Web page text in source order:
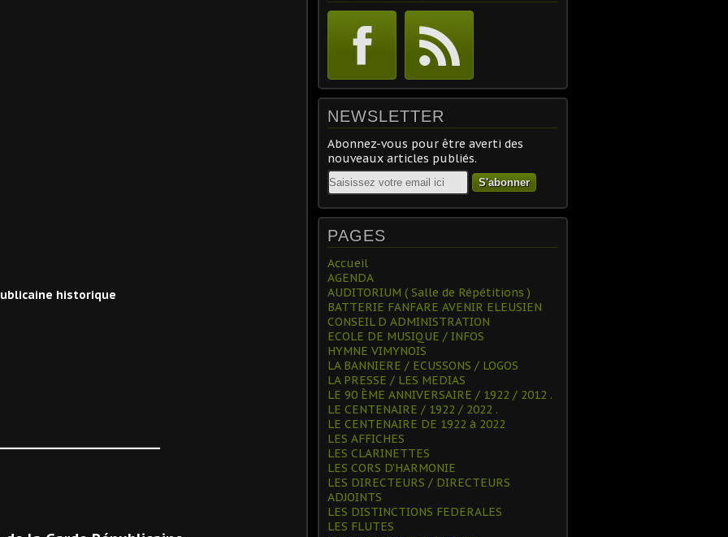
NEWSLETTER
Abonnez-vous pour être averti des
nouveaux articles publiés.
Email
PAGES
Accueil
AGENDA
AUDITORIUM ( Salle de Répétitions )
BATTERIE FANFARE AVENIR ELEUSIEN
CONSEIL D ADMINISTRATION
ECOLE DE MUSIQUE / INFOS
HYMNE VIMYNOIS
LA BANNIERE / ECUSSONS / LOGOS
LA PRESSE / LES MEDIAS
LE 90 ÈME ANNIVERSAIRE / 1922 / 2012 .
LE CENTENAIRE / 1922 / 2022 .
LE CENTENAIRE DE 1922 à 2022
LES AFFICHES
LES CLARINETTES
LES CORS D'HARMONIE
LES DIRECTEURS / DIRECTEURS
ADJOINTS
LES DISTINCTIONS FEDERALES
LES FLUTES